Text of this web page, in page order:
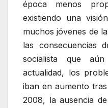
época menos
existiendo una
muchos jóvenes de
las consecuencias
socialista que
actualidad, los
iban en aumento
2008, la ausencia